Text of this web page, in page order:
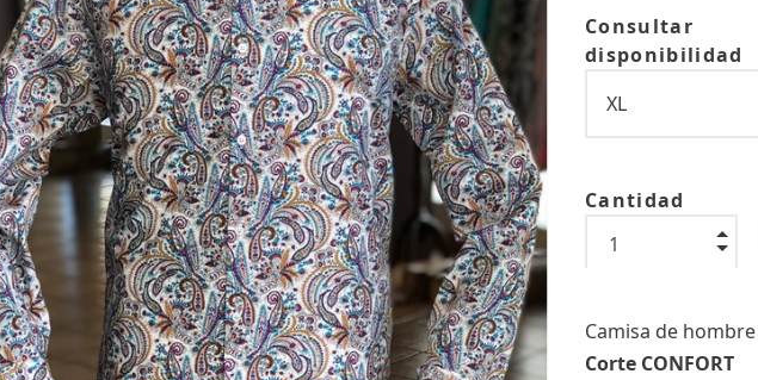
Consultar
disponibilidad
Cantidad
Camisa de
Corte CONFORT